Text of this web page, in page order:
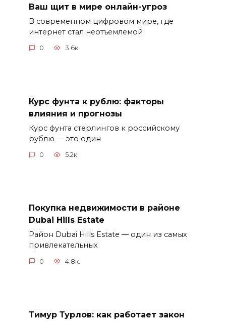
Ваш щит в мире онлайн-угроз
В современном цифровом мире, где
интернет стал неотъемлемой
0 3.6к.
Курс фунта к рублю: факторы
влияния и прогнозы
Курс фунта стерлингов к российскому
рублю — это один
0 5.2к.
Покупка недвижимости в районе
Dubai Hills Estate
Район Dubai Hills Estate — один из самых
привлекательных
0 4.8к.
Тимур Турлов: как работает закон